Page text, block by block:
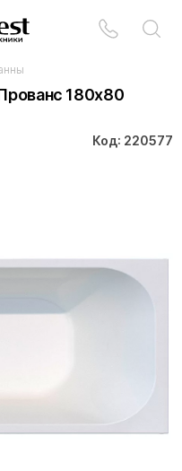
180х80
Код: 220577